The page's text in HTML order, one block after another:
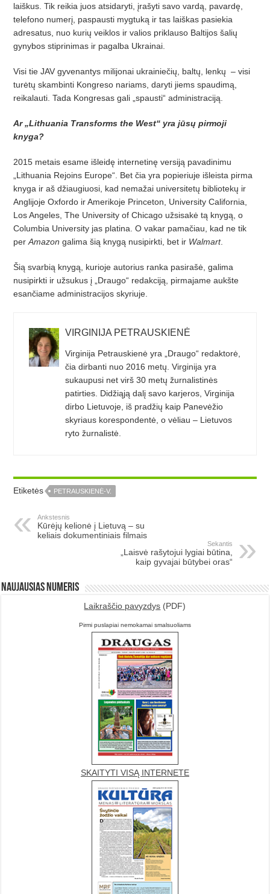
laiškus. Tik reikia juos atsidaryti, įra­šyti savo vardą, pavardę,
telefono nume­rį, paspausti mygtuką ir tas laiškas pasiekia
adresatus, nuo kurių veiklos ir va­lios priklauso Baltijos šalių
gynybos stiprinimas ir pagalba Ukrainai.
Visi tie JAV gyvenantys milijonai ukrainiečių, baltų, lenkų – visi
turėtų skambinti Kongreso nariams, daryti jiems spaudimą,
reikalauti. Tada Kongresas gali „spausti“ administraciją.
Ar „Lithuania Transforms the West“ yra jūsų pirmoji
knyga?
2015 metais esame išleidę internetinę versiją pavadinimu
„Lithuania Rejoins Europe“. Bet čia yra popieriuje išleista pirma
knyga ir aš džiaugiuosi, kad nemažai universitetų bibliotekų ir
Anglijoje Oxfordo ir Amerikoje Princeton, University Califor­nia,
Los Angeles, The University of Chicago užsisakė tą knygą, o
Columbia University jas platina. O vakar pamačiau, kad ne tik
perAmazon galima šią knygą nusipirkti, bet ir Walmart.
Šią svarbią knygą, kurioje autorius ranka pasirašė, galima
nusipirkti ir užsukus į „Draugo“ redakciją, pirmajame aukšte
esančiame administracijos skyriuje.
VIRGINIJA PETRAUSKIENĖ
Virginija Petrauskienė yra „Draugo“ redaktorė,
čia dirbanti nuo 2016 metų. Virginija yra
sukaupusi net virš 30 metų žurnalistinės
patirties. Didžiąją dalį savo karjeros, Virginija
dirbo Lietuvoje, iš pradžių kaip Panevėžio
skyriaus korespondentė, o vėliau – Lietuvos
ryto žurnalistė.
Etiketės PETRAUSKIENĖ-V.
Ankstesnis
Kūrėjų kelionė į Lietuvą – su
keliais dokumentiniais filmais
Sekantis
„Laisvė rašytojui lygiai būtina,
kaip gyvajai būtybei oras“
Naujausias numeris
Laikraščio pavyzdys (PDF)
Pirmi puslapiai nemokamai smalsuoliams
SKAITYTI VISĄ INTERNETE